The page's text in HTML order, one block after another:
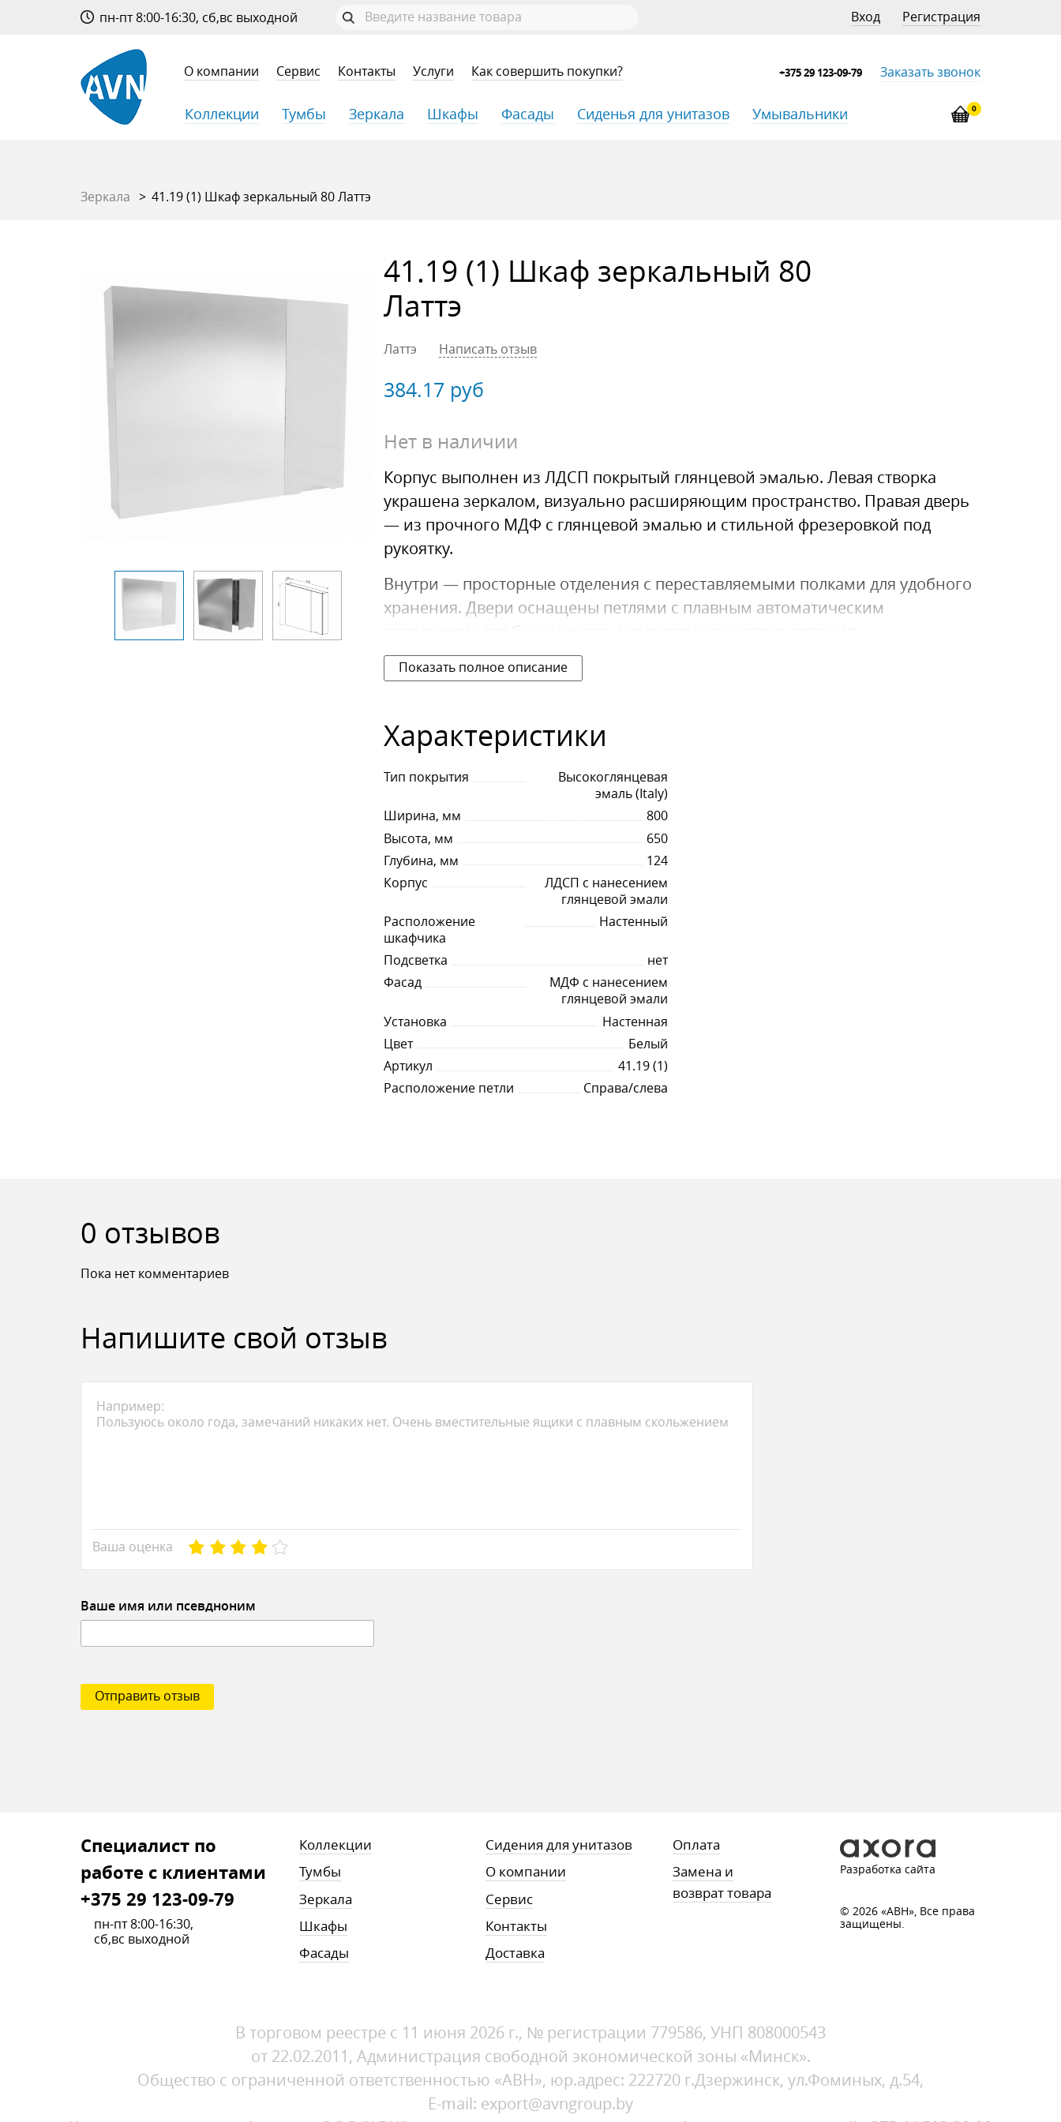
О компании Сервис Контакты Услуги Как совершить покупки? +375 29 123-09-79 Заказать звонок
пн-пт 8:00-16:30, сб,вс выходной Вход Регистрация
0
Коллекции Тумбы Зеркала Шкафы Фасады Сиденья для унитазов Умывальники
Зеркала 41.19 (1) Шкаф зеркальный 80 Латтэ
41.19 (1) Шкаф зеркальный 80
Латтэ
Латтэ Написать отзыв
384.17 руб
Нет в наличии
Корпус выполнен из ЛДСП покрытый глянцевой эмалью. Левая створка
украшена зеркалом, визуально расширяющим пространство. Правая дверь
— из прочного МДФ с глянцевой эмалью и стильной фрезеровкой под
рукоятку.
Внутри — просторные отделения с переставляемыми полками для удобного
хранения. Двери оснащены петлями с плавным автоматическим
Показать полное описание
Характеристики
Тип покрытия
Высокоглянцевая
эмаль (Italy)
Ширина, мм
800
Высота, мм
650
Глубина, мм
124
Корпус
ЛДСП с нанесением
глянцевой эмали
Расположение
шкафчика
Настенный
Подсветка
нет
Фасад
МДФ с нанесением
глянцевой эмали
Установка
Настенная
Цвет
Белый
Артикул
41.19 (1)
Расположение петли
Справа/слева
0 отзывов
Пока нет комментариев
Напишите свой отзыв
Ваша оценка
Ваше имя или псевдноним
Отправить отзыв
Cпециалист по
работе с клиентами
+375 29 123-09-79
пн-пт 8:00-16:30,
сб,вс выходной
Коллекции
Тумбы
Зеркала
Шкафы
Фасады
Сидения для унитазов
О компании
Сервис
Контакты
Доставка
Оплата
Замена и
возврат товара
Разработка сайта
© 2026 «АВН», Все права
защищены.
В торговом реестре с 11 июня 2026 г., № регистрации 779586, УНП 808000543
от 22.02.2011, Администрация свободной экономической зоны «Минск».
Общество с ограниченной ответственностью «АВН», юр.адрес: 222720 г.Дзержинск, ул.Фоминых, д.54,
E-mail: export@avngroup.by